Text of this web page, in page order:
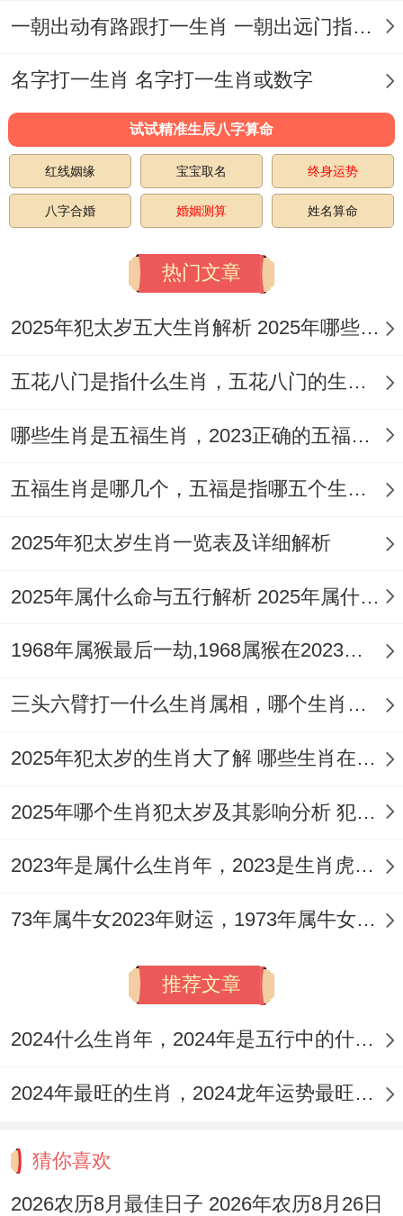
在假定能够选择部分有有价值 的饰品 打个
比方装饰有象征性的标志、图案，说不定寓
方说:能选择纪念珠宝、个性化订制的饰品
等、说对生命的热爱、对尊严的崇高追求。
也着类首饰也带着不相同的个性化、定制化
品时也同样要注意材质、品质、品牌、售后
等许多要素。
奇的饰品。有时候甚至会为了迎合自己的性
格;选择部分颜色、造型古怪的饰品，大约是
也是不错的选择！着类饰品既符合属猴的个
然化的需求！
在选择着类饰品时能结合自己的品味、风格
于是就能选择合适的、还应注意还需考虑要
计自身的美感.
一朝出动有路跟打一生肖 一朝出远门指什么生肖
名字打一生肖 名字打一生肖或数字
试试精准生辰八字算命
红线姻缘 宝宝取名 终身运势
八字合婚 婚姻测算 姓名算命
热门文章
2025年犯太岁五大生肖解析 2025年哪些生肖会犯太岁
五花八门是指什么生肖，五花八门的生肖究竟是谁？
哪些生肖是五福生肖，2023正确的五福生肖是哪5位
五福生肖是哪几个，五福是指哪五个生肖动物
2025年犯太岁生肖一览表及详细解析
2025年属什么命与五行解析 2025年属什么生肖五行属性是什么
1968年属猴最后一劫,1968属猴在2023劫数
三头六臂打一什么生肖属相，哪个生肖三头六臂
2025年犯太岁的生肖大了解 哪些生肖在2025年犯太岁
2025年哪个生肖犯太岁及其影响分析 犯太岁的生肖及化解方法解析
2023年是属什么生肖年，2023是生肖虎年还是兔年
73年属牛女2023年财运，1973年属牛女2023年每月运势怎样
推荐文章
2024什么生肖年，2024年是五行中的什么生肖年份
2024年最旺的生肖，2024龙年运势最旺的4个生肖
猜你喜欢
2026农历8月最佳日子 2026年农历8月26日